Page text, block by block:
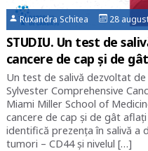
Ruxandra Schitea 28
STUDIU. Un test de
cancere de cap și de
Un test de salivă dezvoltat
Sylvester Comprehensive
Miami Miller School of
cancere de cap și de gât
identifică prezența în salivă a
tumori – CD44 și nivelul […]